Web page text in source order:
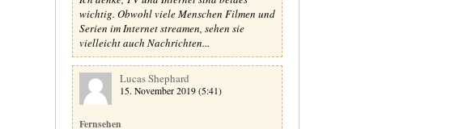
wichtig. Obwohl viele Menschen Filmen und
Serien im Internet streamen, sehen sie
vielleicht auch Nachrichten...
Lucas Shephard
15. November 2019 (5:41)
Fernsehen